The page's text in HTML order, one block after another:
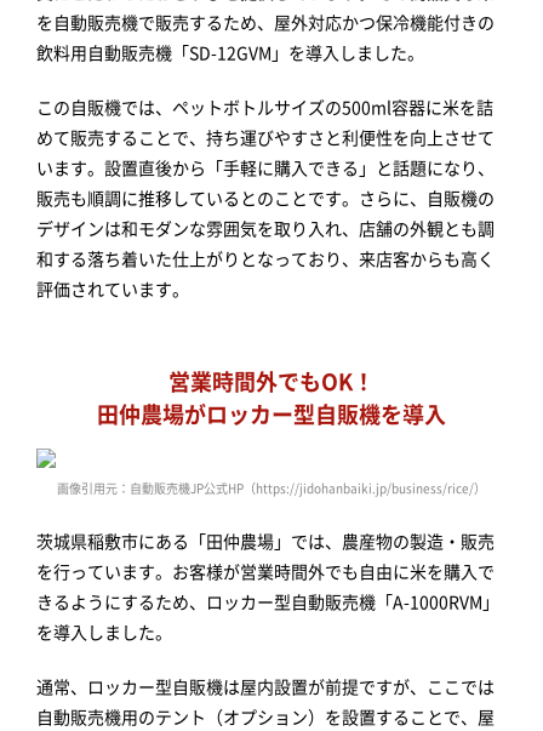
を自動販売機で販売するため、屋外対応かつ保冷機能付きの
飲料用自動販売機「SD-12GVM」を導入しました。
この自販機では、ペットボトルサイズの500ml容器に米を詰
めて販売することで、持ち運びやすさと利便性を向上させて
います。設置直後から「手軽に購入できる」と話題になり、
販売も順調に推移しているとのことです。さらに、自販機の
デザインは和モダンな雰囲気を取り入れ、店舗の外観とも調
和する落ち着いた仕上がりとなっており、来店客からも高く
評価されています。
営業時間外でもOK！
田仲農場がロッカー型自販機を導入
画像引用元：自動販売機JP公式HP（https://jidohanbaiki.jp/business/rice/）
茨城県稲敷市にある「田仲農場」では、農産物の製造・販売
を行っています。お客様が営業時間外でも自由に米を購入で
きるようにするため、ロッカー型自動販売機「A-1000RVM」
を導入しました。
通常、ロッカー型自販機は屋内設置が前提ですが、ここでは
自動販売機用のテント（オプション）を設置することで、屋